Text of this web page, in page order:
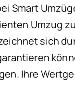
Smart
Umzug
sich
Ihre